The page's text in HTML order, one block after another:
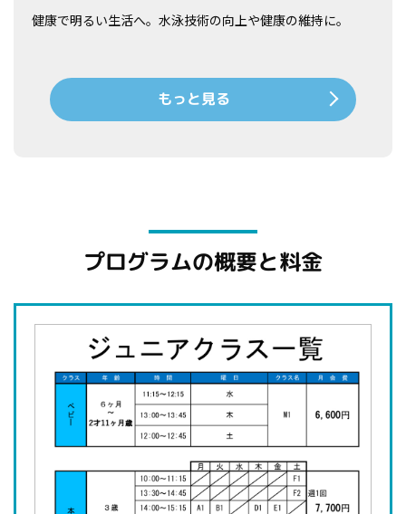
健康で明るい生活へ。水泳技術の向上や健康の維持に。
もっと見る
プログラムの概要と料金